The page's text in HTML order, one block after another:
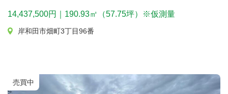
14,437,500円｜190.93㎡（57.75坪）※仮測量
岸和田市畑町3丁目96番
売買中